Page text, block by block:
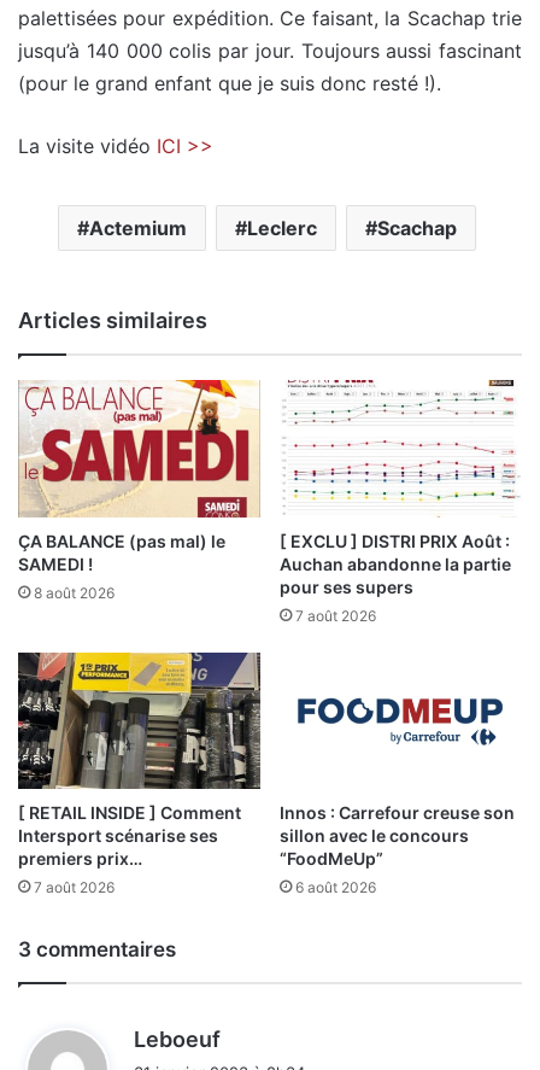
palettisées pour expédition. Ce faisant, la Scachap trie
jusqu’à 140 000 colis par jour. Toujours aussi fascinant
(pour le grand enfant que je suis donc resté !).
La visite vidéo ICI >>
Actemium Leclerc Scachap
Articles similaires
ÇA BALANCE (pas mal) le
SAMEDI !
8 août 2026
[ EXCLU ] DISTRI PRIX Août :
Auchan abandonne la partie
pour ses supers
7 août 2026
[ RETAIL INSIDE ] Comment
Intersport scénarise ses
premiers prix…
7 août 2026
Innos : Carrefour creuse son
sillon avec le concours
“FoodMeUp”
6 août 2026
3 commentaires
Leboeuf